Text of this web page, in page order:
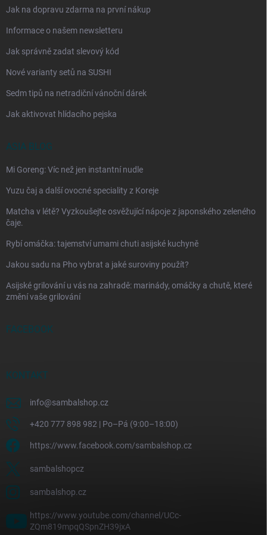
Jak na dopravu zdarma na první nákup
Informace o našem newsletteru
Jak správně zadat slevový kód
Nové varianty setů na SUSHI
Sedm tipů na netradiční vánoční dárek
Jak aktivovat hlídacího pejska
ASIA BLOG
Mi Goreng: Víc než jen instantní nudle
Yuzu čaj a další ovocné speciality z Koreje
Matcha v létě? Vyzkoušejte osvěžující nápoje z japonského zeleného
čaje.
Rybí omáčka: tajemství umami chuti asijské kuchyně
Jakou sadu na Pho vybrat a jaké suroviny použít?
Asijské grilování u vás na zahradě: marinády, omáčky a chutě, které
změní vaše grilování
FACEBOOK
KONTAKT
info@sambalshop.cz
+420 777 898 982 | Po–Pá (9:00–18:00)
https://www.facebook.com/sambalshop.cz
sambalshopcz
sambalshop.cz
https://www.youtube.com/channel/UCc-
ZQm819mpqQSpnZH39jxA